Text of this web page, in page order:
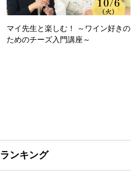
マイ先生と楽しむ！ ～ワイン好きの
ためのチーズ入門講座～
ランキング